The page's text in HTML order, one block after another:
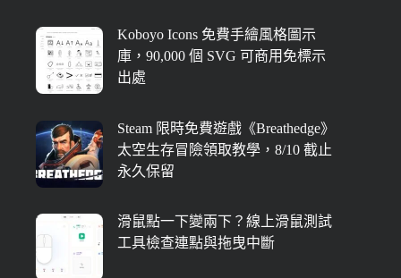
Koboyo Icons 免費手繪風格圖示
庫，90,000 個 SVG 可商用免標示
出處
Steam 限時免費遊戲《Breathedge》
太空生存冒險領取教學，8/10 截止
永久保留
滑鼠點一下變兩下？線上滑鼠測試
工具檢查連點與拖曳中斷